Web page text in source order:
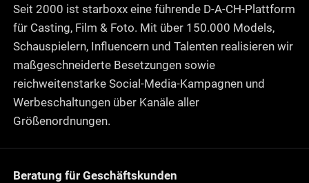
Seit 2000 ist starboxx eine führende D-A-CH-Plattform
für Casting, Film & Foto. Mit über 150.000 Models,
Schauspielern, Influencern und Talenten realisieren wir
maßgeschneiderte Besetzungen sowie
reichweitenstarke Social-Media-Kampagnen und
Werbeschaltungen über Kanäle aller
Größenordnungen.
Beratung für Geschäftskunden